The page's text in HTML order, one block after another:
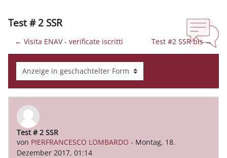
Test # 2 SSR
← Visita ENAV - verificate iscritti Test #2 SSR bis →
Anzeigemodus
Test # 2 SSR
von PIERFRANCESCO LOMBARDO - Montag, 18.
Dezember 2017, 01:14
Anzahl Antworten: 0